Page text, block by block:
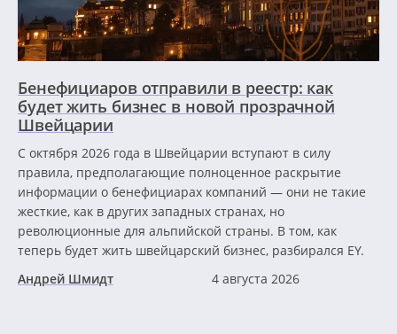
Бенефициаров отправили в реестр: как
будет жить бизнес в новой прозрачной
Швейцарии
С октября 2026 года в Швейцарии вступают в силу
правила, предполагающие полноценное раскрытие
информации о бенефициарах компаний — они не такие
жесткие, как в других западных странах, но
революционные для альпийской страны. В том, как
теперь будет жить швейцарский бизнес, разбирался EY.
Андрей Шмидт
4 августа 2026